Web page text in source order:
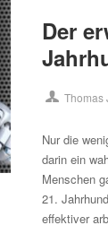
Der
Thomas
Nur die
darin ein
Menschen
21.
effektiver